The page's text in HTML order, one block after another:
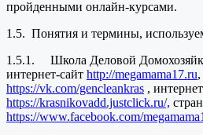
пройденными онлайн-курсами.
1.5. Понятия и термины,
1.5.1. Школа Деловой
интернет-сайт http://megamama17.ru
https://vk.com/gencleankras ,
https://krasnikovadd.justclick.ru/,
https://www.facebook.com/